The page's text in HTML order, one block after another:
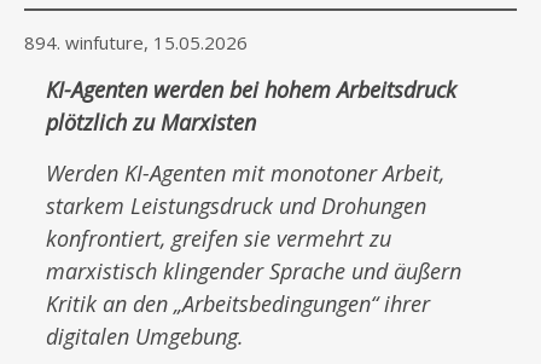
894. winfuture, 15.05.2026
KI-Agenten werden bei hohem Arbeitsdruck
plötzlich zu Marxisten
Werden KI-Agenten mit monotoner Arbeit,
starkem Leistungsdruck und Drohungen
konfrontiert, greifen sie vermehrt zu
marxistisch klingender Sprache und äußern
Kritik an den „Arbeitsbedingungen“ ihrer
digitalen Umgebung.